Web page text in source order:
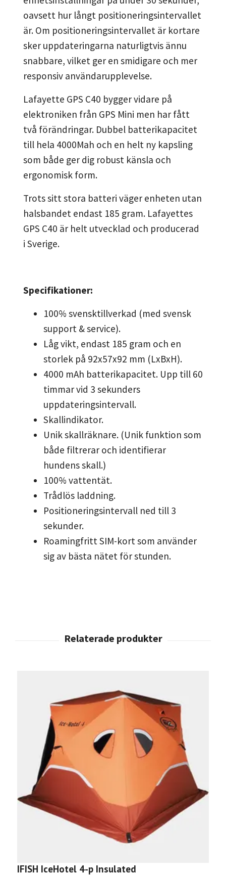
oavsett hur långt positioneringsintervallet
är. Om positioneringsintervallet är kortare
sker uppdateringarna naturligtvis ännu
snabbare, vilket ger en smidigare och mer
responsiv användarupplevelse.
Lafayette GPS C40 bygger vidare på
elektroniken från GPS Mini men har fått
två förändringar. Dubbel batterikapacitet
till hela 4000Mah och en helt ny kapsling
som både ger dig robust känsla och
ergonomisk form.
Trots sitt stora batteri väger enheten utan
halsbandet endast 185 gram. Lafayettes
GPS C40 är helt utvecklad och producerad
i Sverige.
Specifikationer:
100% svensktillverkad (med svensk
support & service).
Låg vikt, endast 185 gram och en
storlek på 92x57x92 mm (LxBxH).
4000 mAh batterikapacitet. Upp till 60
timmar vid 3 sekunders
uppdateringsintervall.
Skallindikator.
Unik skallräknare. (Unik funktion som
både filtrerar och identifierar
hundens skall.)
100% vattentät.
Trådlös laddning.
Positioneringsintervall ned till 3
sekunder.
Roamingfritt SIM-kort som använder
sig av bästa nätet för stunden.
IFISH IceHotel 4-p Insulated